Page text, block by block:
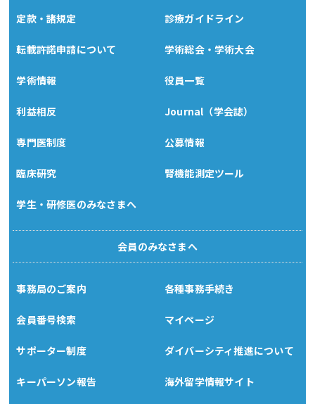
定款・諸規定
診療ガイドライン
転載許諾申請について 学術総会・学術大会
学術情報 役員一覧
利益相反 Journal（学会誌）
専門医制度 公募情報
臨床研究 腎機能測定ツール
学生・研修医のみなさまへ
会員のみなさまへ
事務局のご案内 各種事務手続き
会員番号検索 マイページ
サポーター制度 ダイバーシティ推進について
キーパーソン報告 海外留学情報サイト